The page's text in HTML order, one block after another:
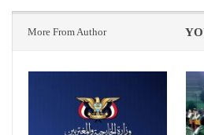
More From Author